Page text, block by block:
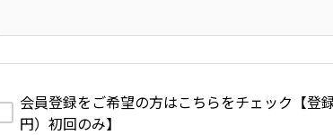
会員登録をご希望の方はこちらをチェック【登
円）初回のみ】